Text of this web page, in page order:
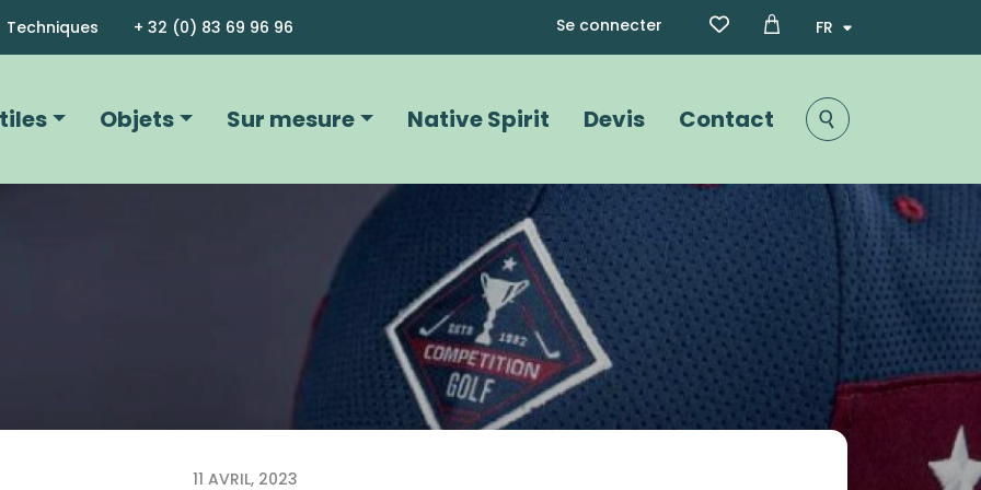
Aller au contenu principal
Techniques + 32 (0) 83 69 96 96 Menu du compte de
Se connecter
principale
Objets Sur mesure Native Spirit Devis Contact
11 AVRIL, 2023